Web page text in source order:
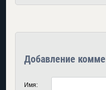
Добавление
Имя: